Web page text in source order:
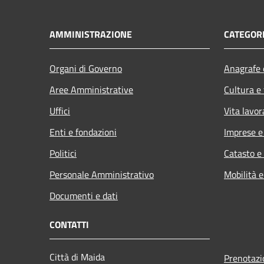
AMMINISTRAZIONE
Organi di Governo
Aree Amministrative
Uffici
Enti e fondazioni
Politici
Personale Amministrativo
Documenti e dati
Cultura
Vita
Imprese
Catasto
Mobilità
CONTATTI
Città di Maida